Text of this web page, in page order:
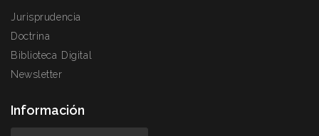
Jurisprudencia
Doctrina
Biblioteca Digital
Newsletter
Información